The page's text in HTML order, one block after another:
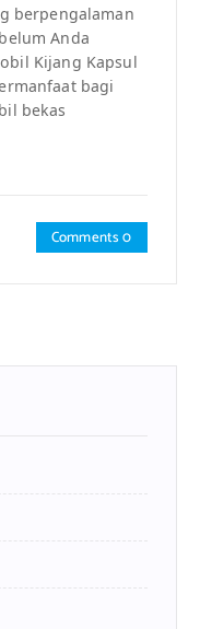
berpengalaman
Anda
Kijang Kapsul
bagi
bekas
Comments 0